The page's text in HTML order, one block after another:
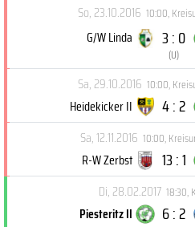
So, 23.10.2016 10:00,
G/W Linda 3 : 0
(U)
Sa, 29.10.2016 10:00,
Heidekicker II 4 : 2
Sa, 12.11.2016 10:00,
R-W Zerbst 13 : 1
Di, 28.02.2017 18:30,
Piesteritz II 6 : 2